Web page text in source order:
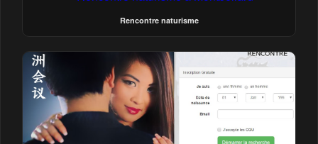
Rencontre naturisme